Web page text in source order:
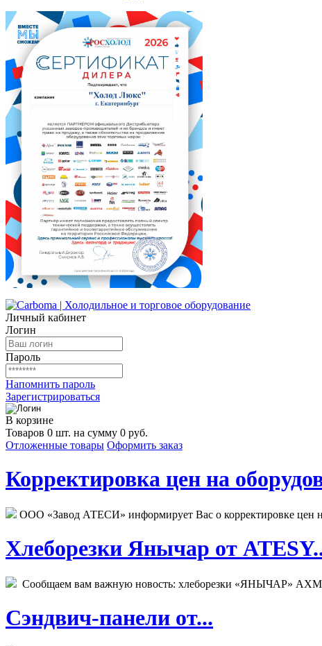
Личный кабинет
Логин
Пароль
Напомнить пароль
Зарегистрироваться
В корзине
Товаров 0 шт. на сумму 0 руб.
Отложенные товары Оформить заказ
Корректировка цен на
ООО «Завод АТЕСИ» информирует Вас о корректировке цен
Хлеборезки Янычар от
Сообщаем вам важную новость: хлеборезки «ЯНЫЧАР»
Сэндвич-панели от...